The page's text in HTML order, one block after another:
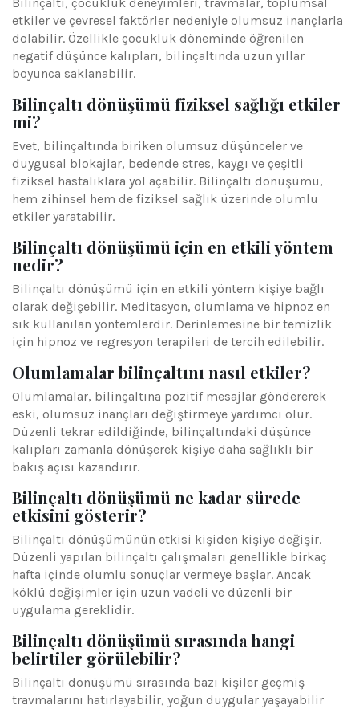
Bilinçaltı, çocukluk deneyimleri, travmalar, toplumsal
etkiler ve çevresel faktörler nedeniyle olumsuz inançlarla
dolabilir. Özellikle çocukluk döneminde öğrenilen
negatif düşünce kalıpları, bilinçaltında uzun yıllar
boyunca saklanabilir.
Bilinçaltı dönüşümü fiziksel sağlığı etkiler
mi?
Evet, bilinçaltında biriken olumsuz düşünceler ve
duygusal blokajlar, bedende stres, kaygı ve çeşitli
fiziksel hastalıklara yol açabilir. Bilinçaltı dönüşümü,
hem zihinsel hem de fiziksel sağlık üzerinde olumlu
etkiler yaratabilir.
Bilinçaltı dönüşümü için en etkili yöntem
nedir?
Bilinçaltı dönüşümü için en etkili yöntem kişiye bağlı
olarak değişebilir. Meditasyon, olumlama ve hipnoz en
sık kullanılan yöntemlerdir. Derinlemesine bir temizlik
için hipnoz ve regresyon terapileri de tercih edilebilir.
Olumlamalar bilinçaltını nasıl etkiler?
Olumlamalar, bilinçaltına pozitif mesajlar göndererek
eski, olumsuz inançları değiştirmeye yardımcı olur.
Düzenli tekrar edildiğinde, bilinçaltındaki düşünce
kalıpları zamanla dönüşerek kişiye daha sağlıklı bir
bakış açısı kazandırır.
Bilinçaltı dönüşümü ne kadar sürede
etkisini gösterir?
Bilinçaltı dönüşümünün etkisi kişiden kişiye değişir.
Düzenli yapılan bilinçaltı çalışmaları genellikle birkaç
hafta içinde olumlu sonuçlar vermeye başlar. Ancak
köklü değişimler için uzun vadeli ve düzenli bir
uygulama gereklidir.
Bilinçaltı dönüşümü sırasında hangi
belirtiler görülebilir?
Bilinçaltı dönüşümü sırasında bazı kişiler geçmiş
travmalarını hatırlayabilir, yoğun duygular yaşayabilir